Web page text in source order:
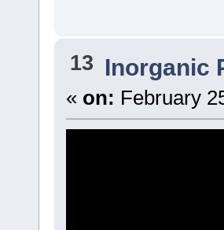
13 Inorganic
« on: February